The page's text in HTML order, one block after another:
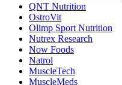
QNT Nutrition
OstroVit
Olimp Sport Nutrition
Nutrex Research
Now Foods
Natrol
MuscleTech
MuscleMeds